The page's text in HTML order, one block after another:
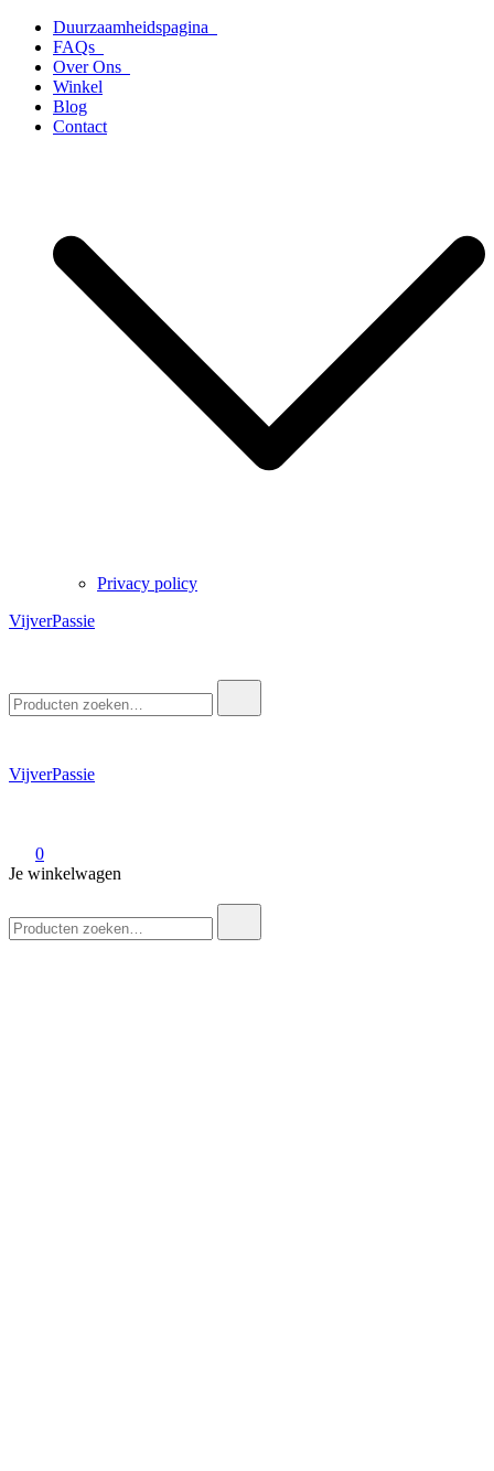
naar
inhoud
Duurzaamheidspagina
FAQs
Over Ons
Winkel
Blog
Contact
Privacy policy
VijverPassie
naar:
VijverPassie
0
Je winkelwagen
naar: